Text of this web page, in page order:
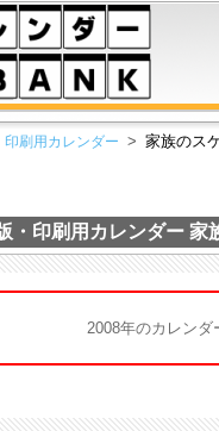
印刷用カレンダー 家族のス
・印刷用カレンダー 家
2008年のカレンダ